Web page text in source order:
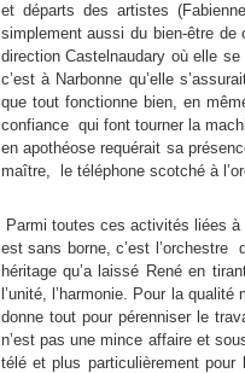
et départs des artistes
simplement aussi du bien-être
direction Castelnaudary où elle
c’est à Narbonne qu’elle
que tout fonctionne bien, en
confiance qui font tourner la
en apothéose requérait sa
maître, le téléphone scotché à
Parmi toutes ces activités liées
est sans borne, c’est
héritage qu’a laissé René en
l’unité, l’harmonie. Pour la
donne tout pour pérenniser le
n’est pas une mince affaire et
télé et plus particulièrement